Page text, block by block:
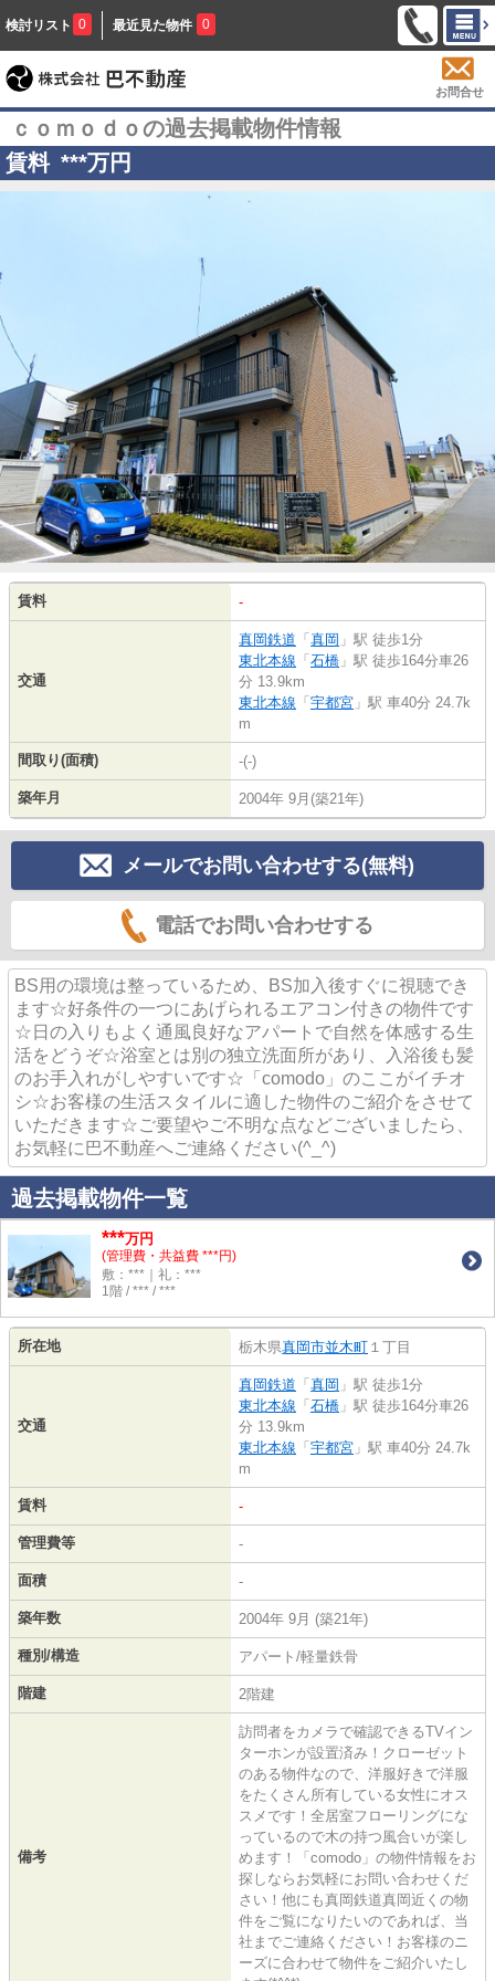
検討リスト 0 最近見た物件 0
お問合せ
ｃｏｍｏｄｏの過去掲載物件情報
賃料 ***万円
賃料 -
交通
真岡鉄道 「 真岡 」駅 徒歩1分
東北本線 「 石橋 」駅 徒歩164分車26
分 13.9km
東北本線 「 宇都宮 」駅 車40分 24.7k
m
間取り(面積) -(-)
築年月 2004年 9月(築21年)
メールでお問い合わせする(無料)
電話でお問い合わせする
BS用の環境は整っているため、BS加入後すぐに視聴でき
ます☆好条件の一つにあげられるエアコン付きの物件です
☆日の入りもよく通風良好なアパートで自然を体感する生
活をどうぞ☆浴室とは別の独立洗面所があり、入浴後も髪
のお手入れがしやすいです☆「comodo」のここがイチオ
シ☆お客様の生活スタイルに適した物件のご紹介をさせて
いただきます☆ご要望やご不明な点などございましたら、
お気軽に巴不動産へご連絡ください(^_^)
過去掲載物件一覧
***万円
(管理費・共益費 ***円)
敷：***｜礼：***
1階 / *** / ***
所在地 栃木県真岡市並木町 １丁目
交通
真岡鉄道 「 真岡 」駅 徒歩1分
東北本線 「 石橋 」駅 徒歩164分車26
分 13.9km
東北本線 「 宇都宮 」駅 車40分 24.7k
m
賃料 -
管理費等 -
面積 -
築年数 2004年 9月 (築21年)
種別/構造 アパート/軽量鉄骨
階建 2階建
備考
訪問者をカメラで確認できるTVイン
ターホンが設置済み！クローゼット
のある物件なので、洋服好きで洋服
をたくさん所有している女性にオス
スメです！全居室フローリングにな
っているので木の持つ風合いが楽し
めます！「comodo」の物件情報をお
探しならお気軽にお問い合わせくだ
さい！他にも真岡鉄道真岡近くの物
件をご覧になりたいのであれば、当
社までご連絡ください！お客様のニ
ーズに合わせて物件をご紹介いたし